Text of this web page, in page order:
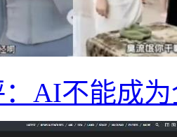
AI不能成